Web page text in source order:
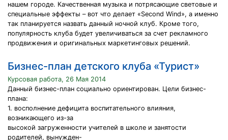
нашем городе. Качественная музыка и потрясающие световые и
специальные эффекты – вот что делает «Second Wind», а именно
так планируется назвать данный ночной клуб. Кроме того,
популярность клуба будет увеличиваться за счет рекламного
продвижения и оригинальных маркетинговых решений.
Бизнес-план детского клуба «Турист»
Курсовая работа, 26 Мая 2014
Данный бизнес-план социально ориентирован. Цели бизнес-
плана:
1. восполнение дефицита воспитательного влияния,
возникающего из-за
высокой загруженности учителей в школе и занятости
родителей, вынужден-